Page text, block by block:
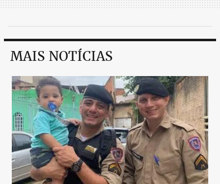
MAIS NOTÍCIAS